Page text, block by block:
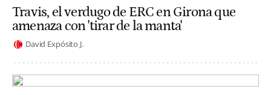
Travis, el verdugo de ERC en Girona que
amenaza con 'tirar de la manta'
David Expósito J.